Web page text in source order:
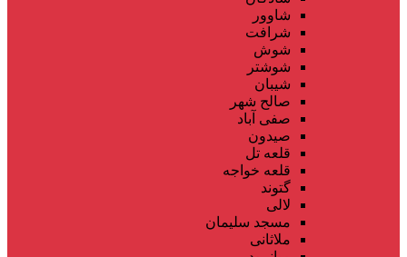
شاوور
شرافت
شوش
شوشتر
شیبان
صالح شهر
صفی آباد
صیدون
قلعه تل
قلعه خواجه
گتوند
لالی
مسجد سلیمان
ملاثانی